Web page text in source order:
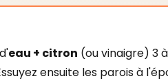
eau + citron (ou vinaigre) 3
ensuite les parois à